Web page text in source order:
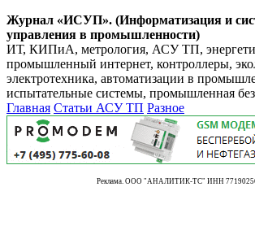
Журнал «ИСУП». (Информатизация и
управления в промышленности)
ИТ, КИПиА, метрология, АСУ ТП,
промышленный интернет, контроллеры,
электротехника, автоматизации в
испытательные системы, промышленная
Главная Статьи АСУ ТП Разное
Реклама. ООО "АНАЛИТИК-ТС" ИНН